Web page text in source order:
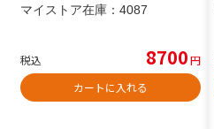
マイストア在庫： 4087
税込 8700円
カートに入れる